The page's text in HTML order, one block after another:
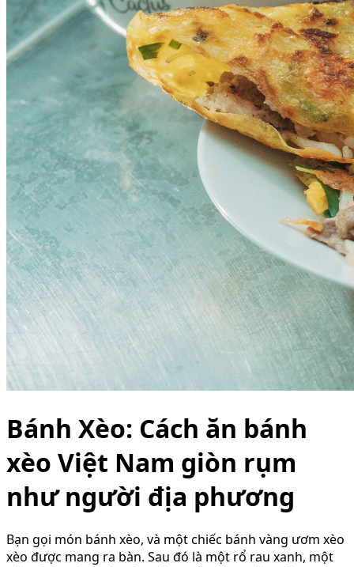
Bánh Xèo: Cách ăn bánh
xèo Việt Nam giòn rụm
như người địa phương
Bạn gọi món bánh xèo, và một chiếc bánh vàng ươm xèo
xèo được mang ra bàn. Sau đó là một rổ rau xanh, một